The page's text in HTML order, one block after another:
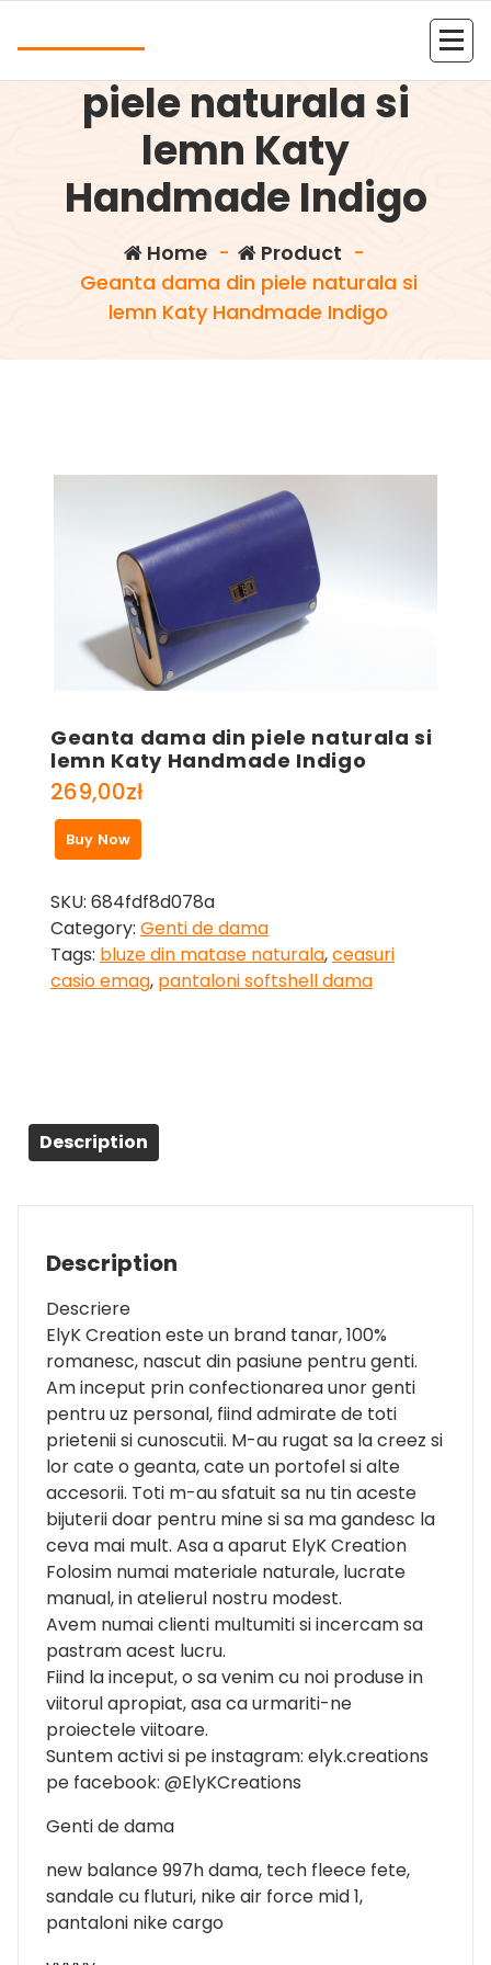
Geanta dama din
piele naturala si
lemn Katy
Handmade Indigo
Home- Product -
Geanta dama din piele naturala si
lemn Katy Handmade Indigo
Geanta dama din piele naturala si
lemn Katy Handmade Indigo
269,00zł
Buy Now
SKU: 684fdf8d078a
Category: Genti de dama
Tags: bluze din matase naturala,ceasuri
casio emag, pantaloni softshell dama
Description
Description
Descriere
ElyK Creation este un brand tanar, 100%
romanesc, nascut din pasiune pentru genti.
Am inceput prin confectionarea unor genti
pentru uz personal, fiind admirate de toti
prietenii si cunoscutii. M-au rugat sa la creez si
lor cate o geanta, cate un portofel si alte
accesorii. Toti m-au sfatuit sa nu tin aceste
bijuterii doar pentru mine si sa ma gandesc la
ceva mai mult. Asa a aparut ElyK Creation
Folosim numai materiale naturale, lucrate
manual, in atelierul nostru modest.
Avem numai clienti multumiti si incercam sa
pastram acest lucru.
Fiind la inceput, o sa venim cu noi produse in
viitorul apropiat, asa ca urmariti-ne
proiectele viitoare.
Suntem activi si pe instagram: elyk.creations
pe facebook: @ElyKCreations
Genti de dama
new balance 997h dama, tech fleece fete,
sandale cu fluturi, nike air force mid 1,
pantaloni nike cargo